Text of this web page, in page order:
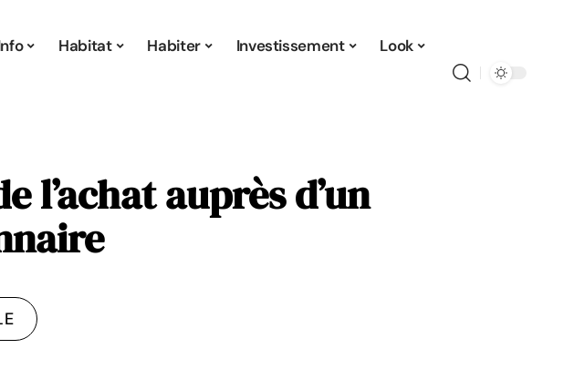
Habitat Habiter Investissement Look
l’achat auprès d’un